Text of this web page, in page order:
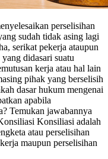
perselisihan
sudah tidak asing lagi
serikat pekerja ataupun
didasari suatu
kerja atau hal lain
pihak yang berselisih
dasar hukum mengenai
apabila
Temukan jawabannya
Konsiliasi adalah
atau perselisihan
maupun perselisihan